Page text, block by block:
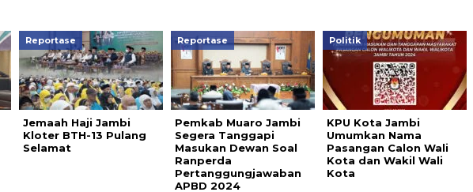
Reportase
Jemaah Haji Jambi
Kloter BTH-13 Pulang
Selamat
Reportase
Pemkab Muaro Jambi
Segera Tanggapi
Masukan Dewan Soal
Ranperda
Pertanggungjawaban
APBD 2024
Politik
KPU Kota Jambi
Umumkan Nama
Pasangan Calon Wali
Kota dan Wakil Wali
Kota